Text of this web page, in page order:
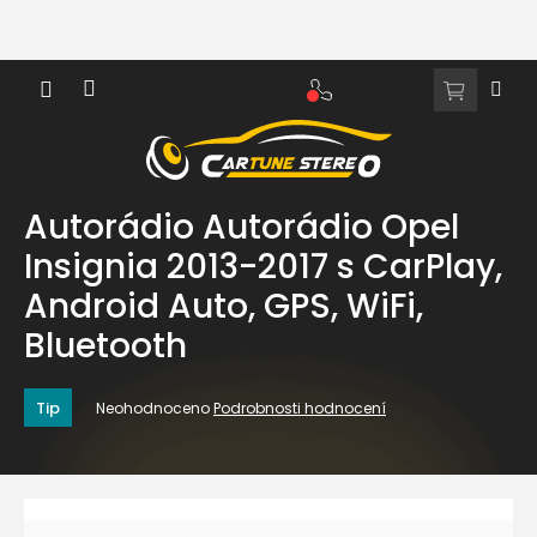
obsah
NÁKUPNÍ
Autorádio Autorádio Opel
Insignia 2013-2017 s CarPlay,
Android Auto, GPS, WiFi,
Bluetooth
Tip
Průměrné
je
NeohodnocenoPodrobnosti hodnocení